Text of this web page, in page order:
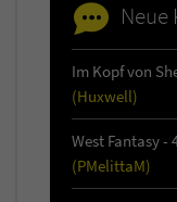
(Huxwell)
(PMelittaM)